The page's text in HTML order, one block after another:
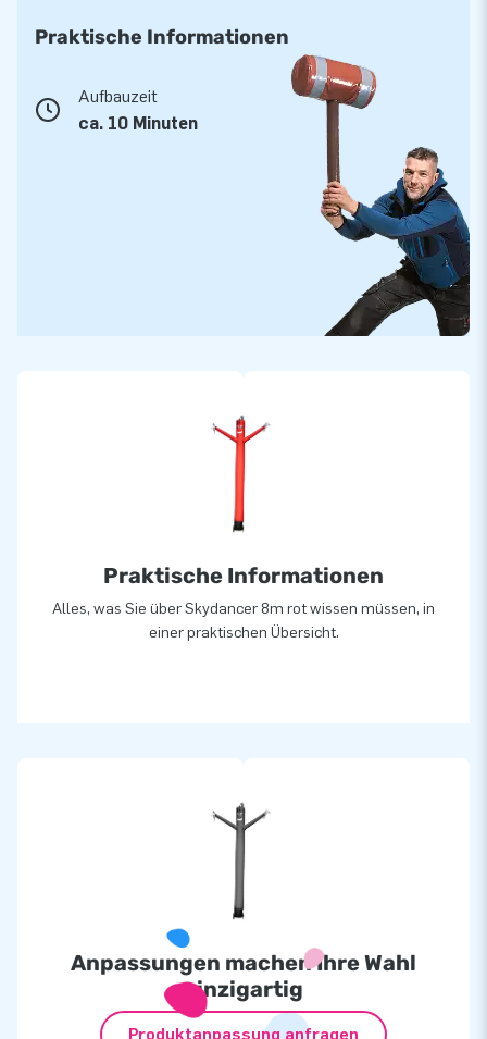
Praktische Informationen
Aufbauzeit
ca. 10 Minuten
Praktische Informationen
Alles, was Sie über Skydancer 8m rot wissen müssen, in
einer praktischen Übersicht.
Anpassungen machen Ihre Wahl
einzigartig
Produktanpassung anfragen